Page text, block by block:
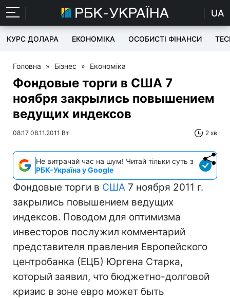
UA
КУРС ДОЛАРА ЕКОНОМІКА ОСОБИСТІ ФІНАНСИ
Головна » Бізнес » Економіка
Фондовые торги в США 7
ноября закрылись повышением
ведущих индексов
08:17 08.11.2011 Вт 2 хв
Не витрачай час на шум! Читай тільки суть з
РБК-Україна у Google
Фондовые торги в США 7 ноября 2011 г.
закрылись повышением ведущих
индексов. Поводом для оптимизма
инвесторов послужил комментарий
представителя правления Европейского
центробанка (ЕЦБ) Юргена Старка,
который заявил, что бюджетно-долговой
кризис в зоне евро может быть